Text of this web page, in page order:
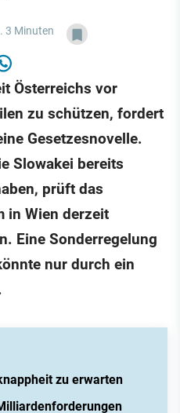
3 Minuten
Österreichs vor
zu schützen, fordert
Gesetzesnovelle.
Slowakei bereits
prüft das
in Wien derzeit
Eine Sonderregelung
nur durch ein
zu erwarten